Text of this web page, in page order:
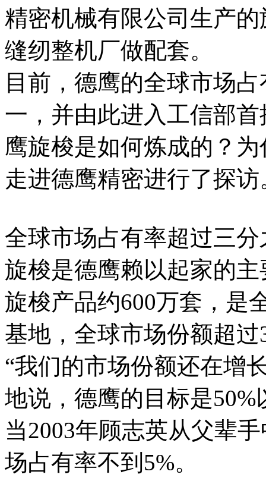
精密机械有限公司生产
缝纫整机厂做配套。
目前，德鹰的全球市场
一，并由此进入工信部
鹰旋梭是如何炼成的？
走进德鹰精密进行了探访
全球市场占有率超过三分
旋梭是德鹰赖以起家的
旋梭产品约600万套，是
基地，全球市场份额超过
“我们的市场份额还在增
地说，德鹰的目标是50%
当2003年顾志英从父辈
场占有率不到5%。